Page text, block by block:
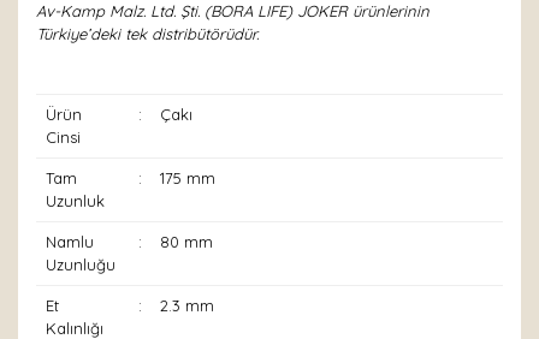
Av-Kamp Malz. Ltd. Şti. (BORA LIFE) JOKER ürünlerinin
Türkiye’deki tek distribütörüdür.
Ürün
Cinsi
: Çakı
Tam
Uzunluk
: 175 mm
Namlu
Uzunluğu
: 80 mm
Et
Kalınlığı
: 2.3 mm